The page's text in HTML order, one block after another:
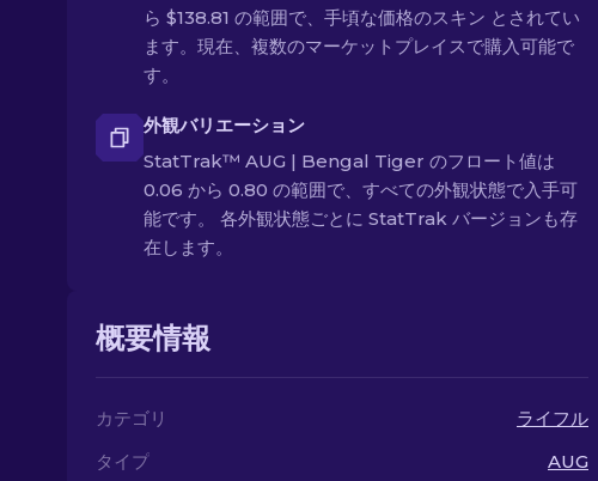
ら $138.81 の範囲で、手頃な価格のスキン とされてい
ます。現在、複数のマーケットプレイスで購入可能で
す。
外観バリエーション
StatTrak™ AUG | Bengal Tiger のフロート値は
0.06 から 0.80 の範囲で、すべての外観状態で入手可
能です。 各外観状態ごとに StatTrak バージョンも存
在します。
概要情報
カテゴリ
ライフル
タイプ
AUG